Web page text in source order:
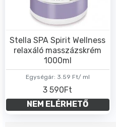
Egységár: 3.59 Ft/ ml
Stella SPA Spirit Wellness
relaxáló masszázskrém
1000ml
3 590Ft
NEM ELÉRHETŐ